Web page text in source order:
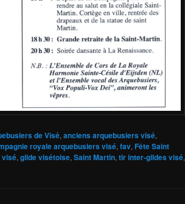
de Visé, anciens arquebusiers visé,
royale arquebusiers visé, fav, Fête Saint
visé, gilde visétoise, Saint Martin, tir inter-gildes visé,